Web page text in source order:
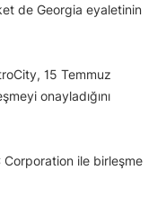
de Georgia eyaletinin
15 Temmuz
onayladığını
Corporation ile birleşme